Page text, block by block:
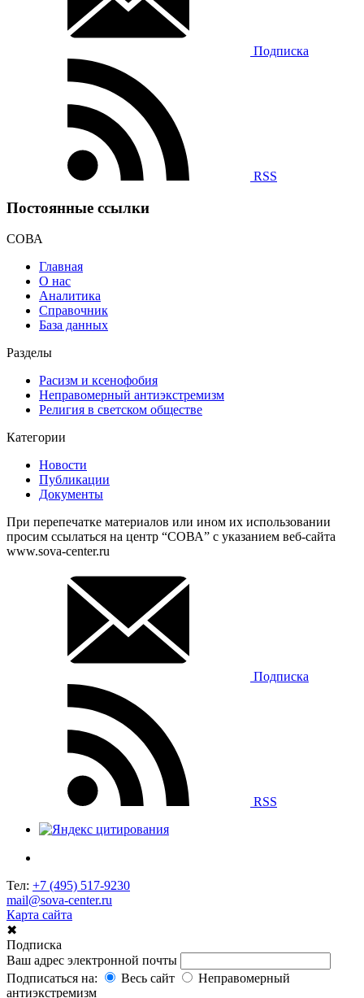
Подписка
RSS
Постоянные ссылки
СОВА
Главная
О нас
Аналитика
Справочник
База данных
Разделы
Расизм и ксенофобия
Неправомерный антиэкстремизм
Религия в светском обществе
Категории
Новости
Публикации
Документы
При перепечатке материалов или ином их использовании
просим ссылаться на центр “СОВА” с указанием веб-сайта
www.sova-center.ru
Подписка
RSS
Тел: +7 (495) 517-9230
mail@sova-center.ru
Карта сайта
✖
Подписка
Ваш адрес электронной почты
Подписаться на:
Весь сайт
Неправомерный
антиэкстремизм